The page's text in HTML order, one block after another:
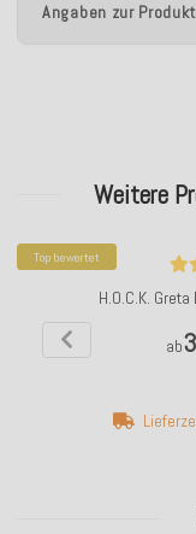
Angaben zur
Weitere
Top bewertet
H.O.C.K.
ab